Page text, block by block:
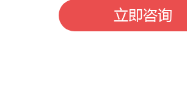
立即咨询